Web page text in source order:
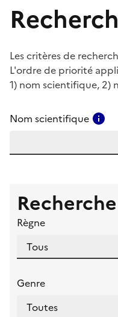
Les critères de
L'ordre de priorité
1) nom scientifique, 2)
Nom scientifique
Règne
Genre